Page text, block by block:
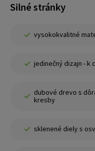
Silné stránky
vysokokvalitné
jedinečný dizajn - k
dubové drevo s
kresby
sklenené diely s